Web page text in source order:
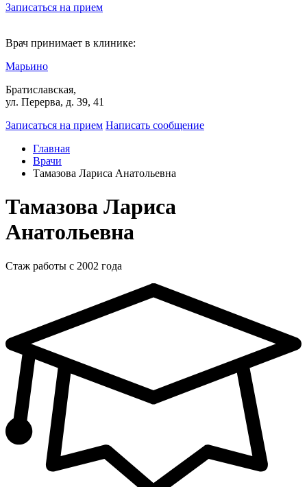
Записаться на прием
Врач принимает в клинике:
Марьино
Братиславская,
ул. Перерва, д. 39, 41
Записаться на прием Написать сообщение
Главная
Врачи
Тамазова Лариса Анатольевна
Тамазова Лариса
Анатольевна
Стаж работы с 2002 года